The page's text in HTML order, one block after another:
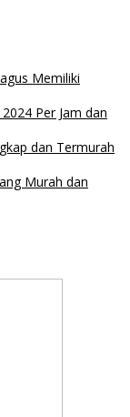
Memiliki
Per Jam dan
dan Termurah
Murah dan